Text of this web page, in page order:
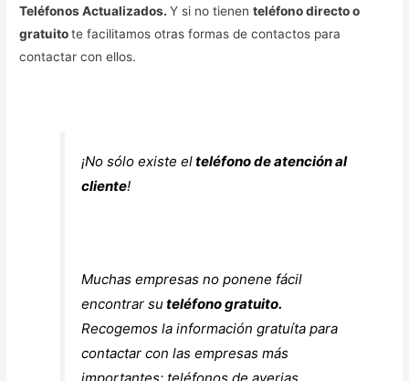
Teléfonos Actualizados.Y si no tienenteléfono directo o
gratuitote facilitamos otras formas de contactos para
contactar con ellos.
¡No sólo existe elteléfono de atención al
cliente!
Muchas empresas no ponene fácil
encontrar suteléfono gratuito.
Recogemos lainformación gratuíta para
contactar con las empresas más